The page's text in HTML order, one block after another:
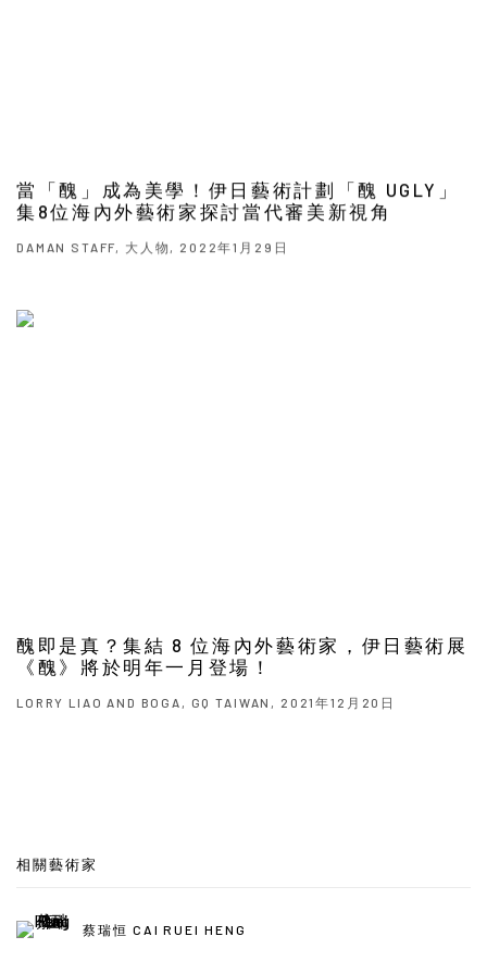
當「醜」成為美學！伊日藝術計劃「醜 UGLY」
集8位海內外藝術家探討當代審美新視角
DAMAN STAFF, 大人物, 2022年1月29日
醜即是真？集結 8 位海內外藝術家，伊日藝術展
《醜》將於明年一月登場！
LORRY LIAO AND BOGA, GQ TAIWAN, 2021年12月20日
相關藝術家
蔡瑞恒 CAI RUEI HENG